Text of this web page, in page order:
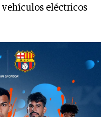
eléctricos